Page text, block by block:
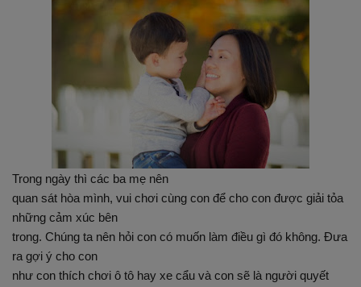
Trong ngày thì các ba mẹ nên
quan sát hòa mình, vui chơi cùng con để cho con được giải tỏa
những cảm xúc bên
trong. Chúng ta nên hỏi con có muốn làm điều gì đó không. Đưa
ra gợi ý cho con
như con thích chơi ô tô hay xe cẩu và con sẽ là người quyết